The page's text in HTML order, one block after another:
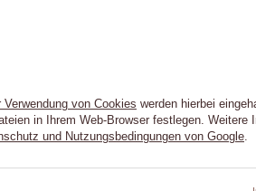
Verwendung von Cookies werden hierbei
in Ihrem Web-Browser festlegen. Weitere
und Nutzungsbedingungen von Google.